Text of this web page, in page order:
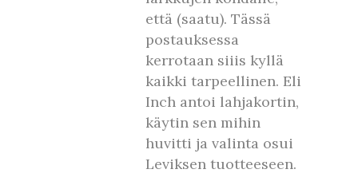
että (saatu). Tässä
postauksessa
kerrotaan siiis kyllä
kaikki tarpeellinen. Eli
Inch antoi lahjakortin,
käytin sen mihin
huvitti ja valinta osui
Leviksen tuotteeseen.